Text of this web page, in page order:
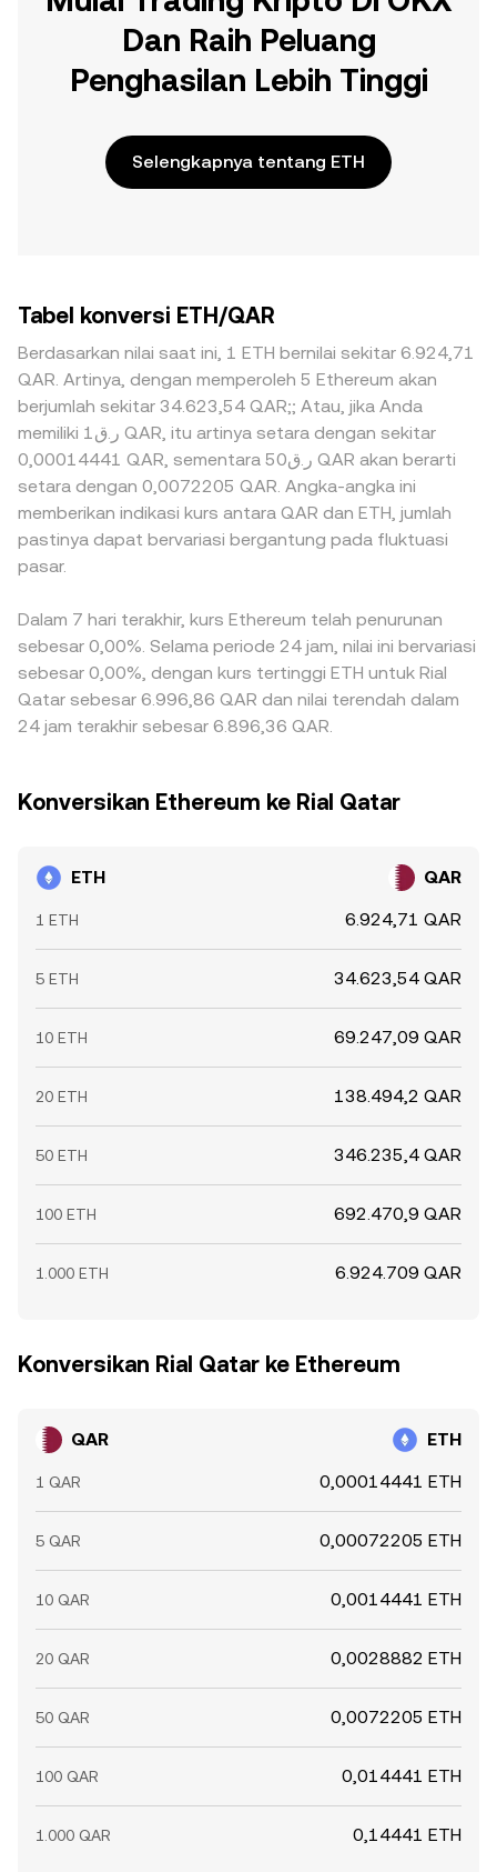
Dan Raih Peluang
Penghasilan Lebih Tinggi
Selengkapnya tentang ETH
Tabel konversi ETH/QAR
Berdasarkan nilai saat ini, 1 ETH bernilai sekitar 6.924,71
QAR. Artinya, dengan memperoleh 5 Ethereum akan
berjumlah sekitar 34.623,54 QAR;; Atau, jika Anda
memiliki ر.ق1 QAR, itu artinya setara dengan sekitar
0,00014441 QAR, sementara ر.ق50 QAR akan berarti
setara dengan 0,0072205 QAR. Angka-angka ini
memberikan indikasi kurs antara QAR dan ETH, jumlah
pastinya dapat bervariasi bergantung pada fluktuasi
pasar.
Dalam 7 hari terakhir, kurs Ethereum telah penurunan
sebesar 0,00%. Selama periode 24 jam, nilai ini bervariasi
sebesar 0,00%, dengan kurs tertinggi ETH untuk Rial
Qatar sebesar 6.996,86 QAR dan nilai terendah dalam
24 jam terakhir sebesar 6.896,36 QAR.
Konversikan Ethereum ke Rial Qatar
ETH QAR
1 ETH 6.924,71 QAR
5 ETH 34.623,54 QAR
10 ETH 69.247,09 QAR
20 ETH 138.494,2 QAR
50 ETH 346.235,4 QAR
100 ETH 692.470,9 QAR
1.000 ETH 6.924.709 QAR
Konversikan Rial Qatar ke Ethereum
QAR ETH
1 QAR 0,00014441 ETH
5 QAR 0,00072205 ETH
10 QAR 0,0014441 ETH
20 QAR 0,0028882 ETH
50 QAR 0,0072205 ETH
100 QAR 0,014441 ETH
1.000 QAR 0,14441 ETH